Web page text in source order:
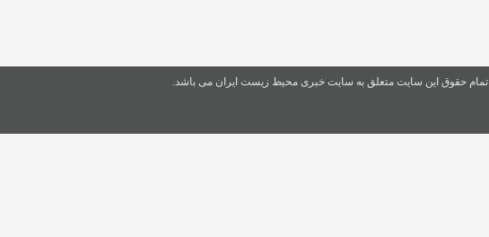
تمام حقوق این سایت متعلق به سایت خبری محیط زیست ایران می باشد.